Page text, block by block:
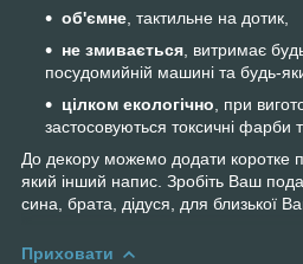
об'ємне , тактильне на дотик,
не змивається , витримає
посудомийній машині та будь-
цілком екологічно , при
застосовуються токсичні фарби
До декору можемо додати коротке
який інший напис. Зробіть Ваш
сина, брата, дідуся, для близької
Приховати